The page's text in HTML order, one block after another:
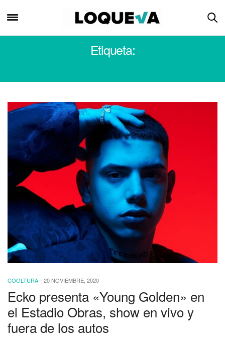
Etiqueta:
COOLTURA - 20 NOVIEMBRE, 2020
Ecko presenta «Young Golden» en
el Estadio Obras, show en vivo y
fuera de los autos